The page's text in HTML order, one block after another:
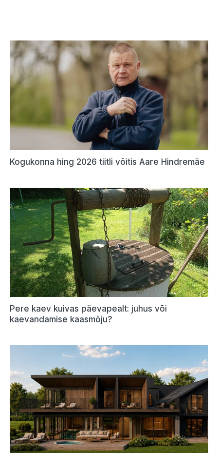
Kogukonna hing 2026 tiitli võitis Aare Hindremäe
Pere kaev kuivas päevapealt: juhus või
kaevandamise kaasmõju?